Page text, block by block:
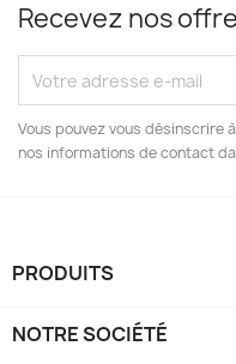
Recevez nos
Vous pouvez vous désinscrire
nos informations de contact
PRODUITS
NOTRE SOCIÉTÉ